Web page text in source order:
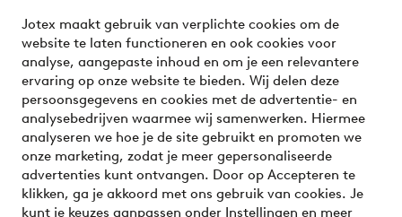
Jotex maakt gebruik van verplichte cookies om de
website te laten functioneren en ook cookies voor
analyse, aangepaste inhoud en om je een relevantere
ervaring op onze website te bieden. Wij delen deze
persoonsgegevens en cookies met de advertentie- en
analysebedrijven waarmee wij samenwerken. Hiermee
analyseren we hoe je de site gebruikt en promoten we
onze marketing, zodat je meer gepersonaliseerde
advertenties kunt ontvangen. Door op Accepteren te
klikken, ga je akkoord met ons gebruik van cookies. Je
kunt je keuzes aanpassen onder Instellingen en meer
Veilig betalen - Nu betalen of opsplitsen
Wil je meer weten over onze betaalopties?